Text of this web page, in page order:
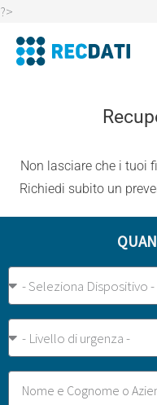
?>
al
contenuto
Non lasciare che i tuoi
Richiedi subito un
Dispositivo